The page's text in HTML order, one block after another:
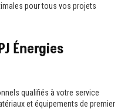
pour tous vos projets
Énergies
qualifiés à votre service
et équipements de premier